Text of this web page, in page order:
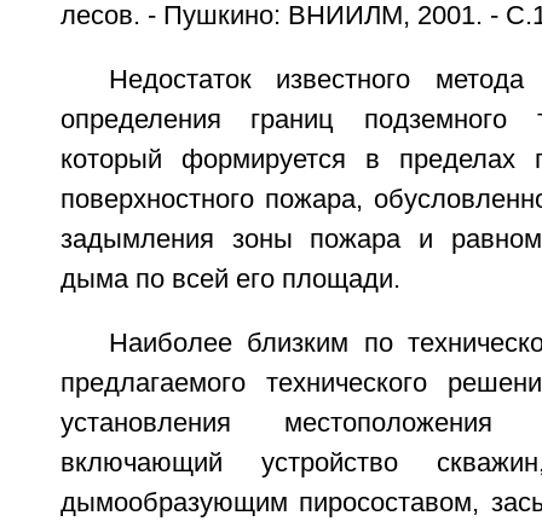
лесов. - Пушкино: ВНИИЛМ, 2001. -
Недостаток известного
определения границ подземного
который формируется в пределах
поверхностного пожара,
задымления зоны пожара и
дыма по всей его площади.
Наиболее близким по
предлагаемого технического
установления
включающий устройство
дымообразующим пиросоставом,